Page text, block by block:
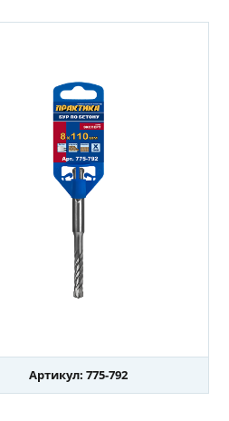
Артикул: 775-792